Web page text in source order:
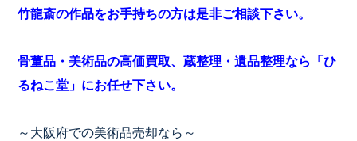
竹龍斎の作品をお手持ちの方は是非ご相談下さい。
骨董品・美術品の高価買取、蔵整理・遺品整理なら「ひ
るねこ堂」にお任せ下さい。
～大阪府での美術品売却なら～